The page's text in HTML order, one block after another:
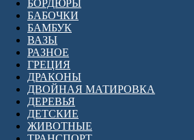
БОРДЮРЫ
БАБОЧКИ
БАМБУК
ВАЗЫ
РАЗНОЕ
ГРЕЦИЯ
ДРАКОНЫ
ДВОЙНАЯ МАТИРОВКА
ДЕРЕВЬЯ
ДЕТСКИЕ
ЖИВОТНЫЕ